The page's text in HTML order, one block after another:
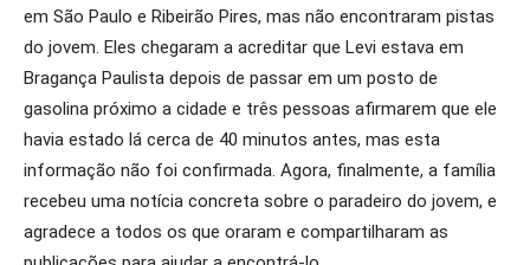
em São Paulo e Ribeirão Pires, mas não encontraram pistas
do jovem. Eles chegaram a acreditar que Levi estava em
Bragança Paulista depois de passar em um posto de
gasolina próximo a cidade e três pessoas afirmarem que ele
havia estado lá cerca de 40 minutos antes, mas esta
informação não foi confirmada. Agora, finalmente, a família
recebeu uma notícia concreta sobre o paradeiro do jovem, e
agradece a todos os que oraram e compartilharam as